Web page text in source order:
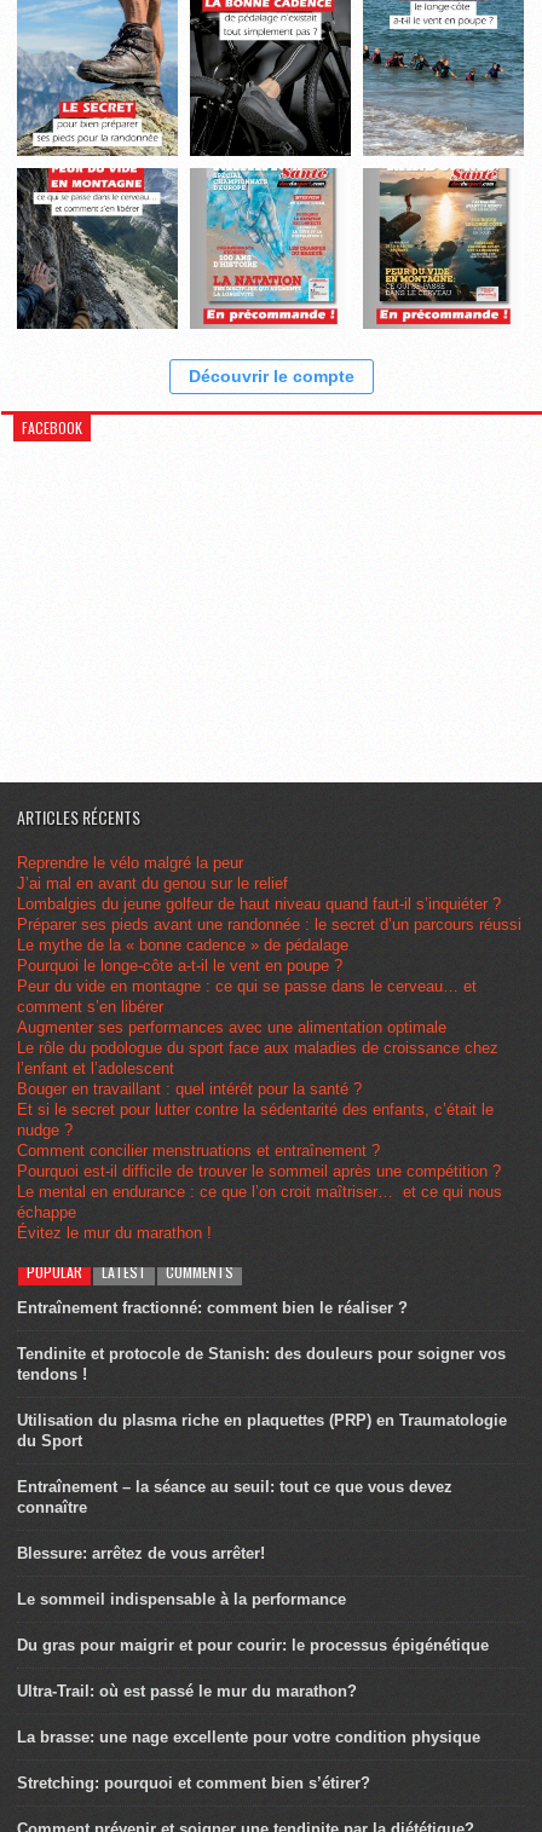
Découvrir le compte
FACEBOOK
ARTICLES RÉCENTS
Reprendre le vélo malgré la peur
J’ai mal en avant du genou sur le relief
Lombalgies du jeune golfeur de haut niveau quand faut-il s’inquiéter ?
Préparer ses pieds avant une randonnée : le secret d’un parcours réussi
Le mythe de la « bonne cadence » de pédalage
Pourquoi le longe-côte a-t-il le vent en poupe ?
Peur du vide en montagne : ce qui se passe dans le cerveau… et
comment s’en libérer
Augmenter ses performances avec une alimentation optimale
Le rôle du podologue du sport face aux maladies de croissance chez
l’enfant et l’adolescent
Bouger en travaillant : quel intérêt pour la santé ?
Et si le secret pour lutter contre la sédentarité des enfants, c’était le
nudge ?
Comment concilier menstruations et entraînement ?
Pourquoi est-il difficile de trouver le sommeil après une compétition ?
Le mental en endurance : ce que l’on croit maîtriser… et ce qui nous
échappe
Évitez le mur du marathon !
POPULAR LATEST COMMENTS
Entraînement fractionné: comment bien le réaliser ?
Tendinite et protocole de Stanish: des douleurs pour soigner vos
tendons !
Utilisation du plasma riche en plaquettes (PRP) en Traumatologie
du Sport
Entraînement – la séance au seuil: tout ce que vous devez
connaître
Blessure: arrêtez de vous arrêter!
Le sommeil indispensable à la performance
Du gras pour maigrir et pour courir: le processus épigénétique
Ultra-Trail: où est passé le mur du marathon?
La brasse: une nage excellente pour votre condition physique
Stretching: pourquoi et comment bien s’étirer?